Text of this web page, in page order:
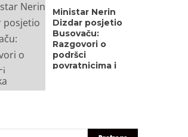
zdravlja
Ministar Nerin
Dizdar posjetio
Busovaču:
Razgovori o
podršci
povratnicima i
lokacija